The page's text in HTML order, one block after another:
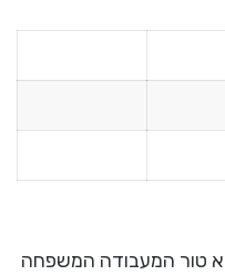
טור המעבודה המשפחה